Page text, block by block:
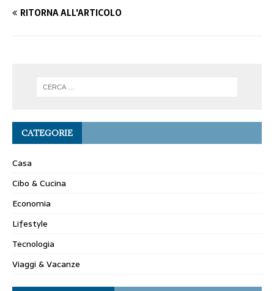
RITORNA ALL'ARTICOLO
CATEGORIE
Casa
Cibo & Cucina
Economia
Lifestyle
Tecnologia
Viaggi & Vacanze